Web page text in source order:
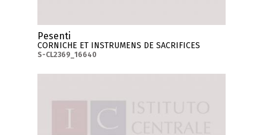
Pesenti
CORNICHE ET INSTRUMENS DE SACRIFICES
S-CL2369_16640